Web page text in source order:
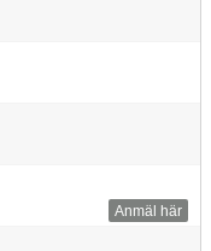
Anmäl här